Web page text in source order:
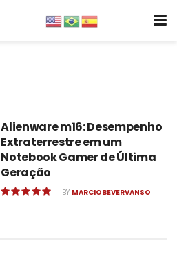
Alienware m16: Desempenho
Extraterrestre em um
Notebook Gamer de Última
Geração
BY MARCIOBEVERVANSO